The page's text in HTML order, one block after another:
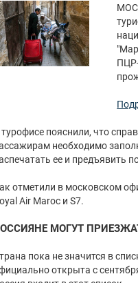
турофисе пояснили, что
необходимо
ее и предъявить
отметили в московском
Air Maroc и S7.
МОГУТ
пока не значится в
открыта с